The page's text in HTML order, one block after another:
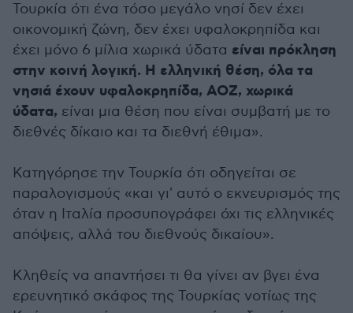
Τουρκία ότι ένα τόσο μεγάλο νησί δεν έχει
οικονομική ζώνη, δεν έχει υφαλοκρηπίδα και
έχει μόνο 6 μίλια χωρικά ύδατα είναι πρόκληση
στην κοινή λογική. Η ελληνική θέση, όλα τα
νησιά έχουν υφαλοκρηπίδα, ΑΟΖ, χωρικά
ύδατα, είναι μια θέση που είναι συμβατή με το
διεθνές δίκαιο και τα διεθνή έθιμα».
Κατηγόρησε την Τουρκία ότι οδηγείται σε
παραλογισμούς «και γι' αυτό ο εκνευρισμός της
όταν η Ιταλία προσυπογράφει όχι τις ελληνικές
απόψεις, αλλά του διεθνούς δικαίου».
Κληθείς να απαντήσει τι θα γίνει αν βγει ένα
ερευνητικό σκάφος της Τουρκίας νοτίως της